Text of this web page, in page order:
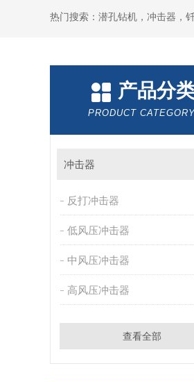
产品分
PRODUCT
冲击器
反打冲击器
低风压冲击器
中风压冲击器
高风压冲击器
查看全部